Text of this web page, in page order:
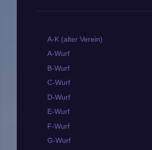
A-K (alter Verein)
A-Wurf
B-Wurf
C-Wurf
D-Wurf
E-Wurf
F-Wurf
G-Wurf